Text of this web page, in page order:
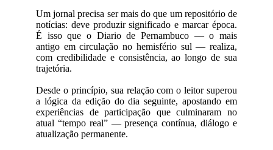
Um jornal precisa ser mais do que um repositório de
notícias: deve produzir significado e marcar época.
É isso que o Diario de Pernambuco — o mais
antigo em circulação no hemisfério sul — realiza,
com credibilidade e consistência, ao longo de sua
trajetória.
Desde o princípio, sua relação com o leitor superou
a lógica da edição do dia seguinte, apostando em
experiências de participação que culminaram no
atual “tempo real” — presença contínua, diálogo e
atualização permanente.